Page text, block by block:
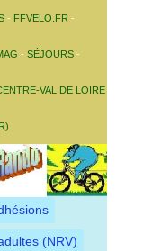
- FFVELO.FR -
- SÉJOURS -
VAL DE LOIRE
(NRV)